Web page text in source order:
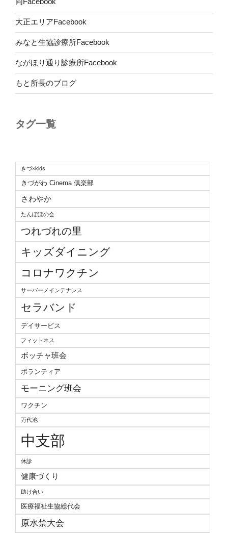
大正エリアFacebook
みなと生協診療所Facebook
ながほり通り診療所Facebook
もと所長のブログ
タグ一覧
きづ×kids
きづがわ Cinema 倶楽部
さわやか
たんぽぽの会
つれづれの里
キッズダイニング
コロナワクチン
サーバーメインテナンス
セラバンド
デイサービス
フィットネス
ボッチャ班会
ボランティア
モーニング班会
ワクチン
万代池
中支部
休診
健康づくり
助け合い
医療福祉生協総代会
原水禁大会